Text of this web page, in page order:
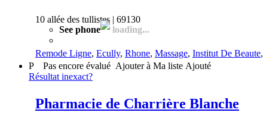
10 allée des tullistes | 69130
See phone
loading...
Remode Ligne, Ecully, Rhone, Massage, Institut De Beaute,
P
Pas encore évalué Ajouter à Ma liste Ajouté
Résultat inexact?
Pharmacie de Charrière Blanche